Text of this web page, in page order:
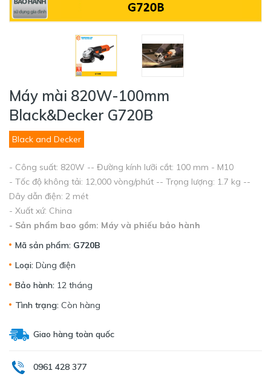
Máy mài 820W-100mm
Black&Decker G720B
Black and Decker
- Công suất: 820W -- Đường kính lưỡi cắt: 100 mm - M10
- Tốc độ không tải: 12,000 vòng/phút -- Trọng lượng: 1.7 kg --
Dây dẫn điện: 2 mét
- Xuất xứ: China
- Sản phẩm bao gồm: Máy và phiếu bảo hành
Mã sản phẩm: G720B
Loại: Dùng điện
Bảo hành: 12 tháng
Tình trạng: Còn hàng
Giao hàng toàn quốc
0961 428 377